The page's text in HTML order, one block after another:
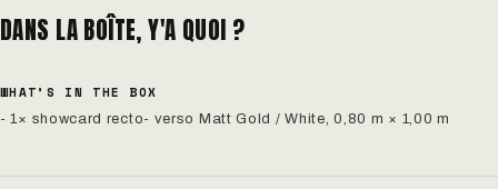
DANS LA BOÎTE, Y'A QUOI ?
WHAT’S IN THE BOX
- 1× showcard recto- verso Matt Gold / White, 0,80 m × 1,00 m